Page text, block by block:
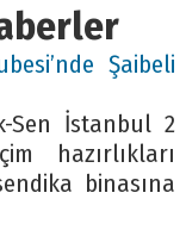
Şaibeli
Sen İstanbul 2
hazırlıkları
binasına